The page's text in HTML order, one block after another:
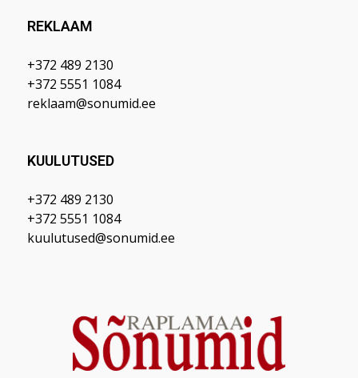
REKLAAM
+372 489 2130
+372 5551 1084
reklaam@sonumid.ee
KUULUTUSED
+372 489 2130
+372 5551 1084
kuulutused@sonumid.ee